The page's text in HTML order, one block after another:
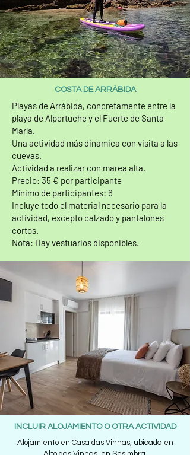
COSTA DE ARRÁBIDA
Playas de Arrábida, concretamente entre la
playa de Alpertuche y el Fuerte de Santa
María.
Una actividad más dinámica con visita a las
cuevas.
Actividad a realizar con marea alta.
Precio: 35 € por participante
Mínimo de participantes: 6
Incluye todo el material necesario para la
actividad, excepto calzado y pantalones
cortos.
Nota: Hay vestuarios disponibles.
INCLUIR ALOJAMIENTO O OTRA ACTIVIDAD
Alojamiento en Casa das Vinhas, ubicada en